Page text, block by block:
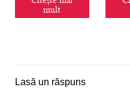
mult
Lasă un răspuns